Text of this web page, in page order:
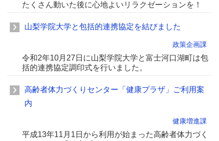
たくさん動いた後に心地よいリラクゼーションを！
山梨学院大学と包括的連携協定を結びました
政策企画課
令和2年10月27日に山梨学院大学と富士河口湖町は包
括的連携協定調印式を行いました。
高齢者体力づくりセンター「健康プラザ」ご利用案
内
健康増進課
平成13年11月1日から利用が始まった高齢者体力づく